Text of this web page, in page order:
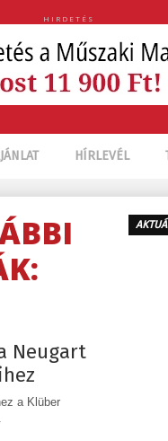
HIRDETÉS
HÍRLEVÉL
Neugart
a Klüber